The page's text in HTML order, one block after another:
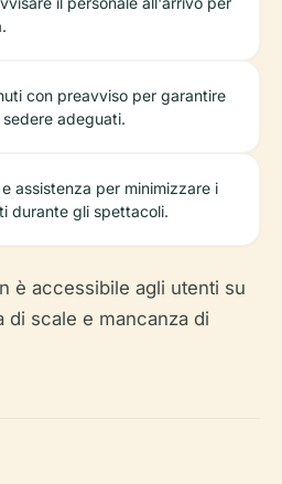
con preavviso per garantire
adeguati.
assistenza per minimizzare i
durante gli spettacoli.
è accessibile agli utenti su
di scale e mancanza di